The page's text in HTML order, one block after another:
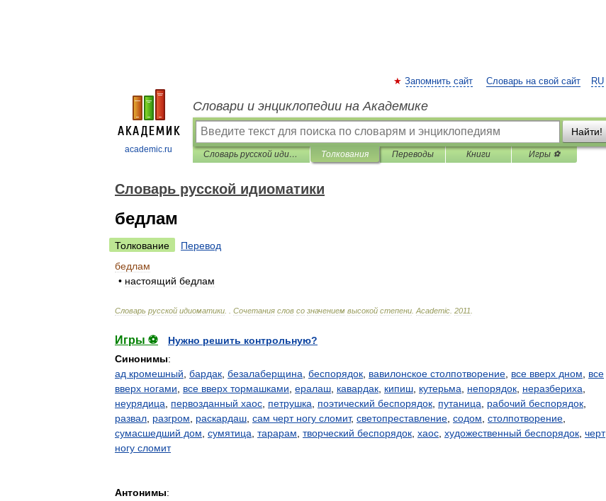
academic.ru
RU
Запомнить сайт Словарь на свой сайт
Словари и энциклопедии на Академике
Найти!
Словарь русской идиоматики Толкования Переводы Книги Игры ⚽
Словарь русской идиоматики
бедлам
Толкование
Перевод
бедлам
• настоящий бедлам
Словарь русской идиоматики Сочетания слов со значением высокой степени Academic 2011
Игры ⚽
Нужно решить контрольную?
Синонимы:
ад кромешный бардак безалаберщина беспорядок вавилонское столпотворение все вверх дном
все
вверх ногами
все вверх тормашками ералаш кавардак кипиш кутерьма непорядок неразбериха
неурядица
первозданный хаос петрушка поэтический беспорядок путаница рабочий беспорядок
развал разгром раскардаш сам черт ногу сломит, светопреставление содом столпотворение
сумасшедший дом сумятица тарарам творческий беспорядок хаос художественный беспорядок черт
ногу сломит
Антонимы: